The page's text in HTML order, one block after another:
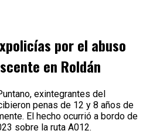
por el abuso
en Roldán
exintegrantes del
penas de 12 y 8 años de
El hecho ocurrió a bordo de
sobre la ruta A012.